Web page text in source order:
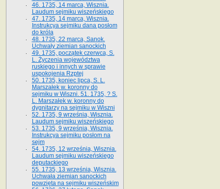
46. 1735, 14 marca, Wisznia.
Laudum sejmiku wiszeńskiego
47. 1735, 14 marca, Wisznia.
Instrukcya sejmiku dana posłom
do króla
48. 1735, 22 marca, Sanok.
Uchwały ziemian sanockich
49. 1735, początek czerwca, S.
L. Życzenia województwa
ruskiego i innych w sprawie
uspokojenia Rzptej
50. 1735, koniec lipca, S. L.
Marszałek w. koronny do
sejmiku w Wiszni. 51. 1735, ? S.
L. Marszałek w. koronny do
dygnitarzy na sejmiku w Wiszni
52. 1735, 9 września, Wisznia.
Laudum sejmiku wiszeńskiego
53. 1735, 9 września, Wisznia.
Instrukcya sejmiku posłom na
sejm
54. 1735, 12 września, Wisznia.
Laudum sejmiku wiszeńskiego
deputackiego
55. 1735, 13 września, Wisznia.
Uchwała ziemian sanockich
powzięta na sejmiku wiszeńskim